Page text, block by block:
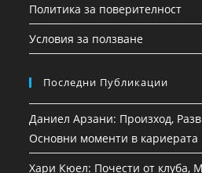
Политика за поверителност
Условия за ползване
Последни Публикации
Даниел Арзани: Произход,
Основни моменти в кариерата
Хари Кюел: Почести от клуба,